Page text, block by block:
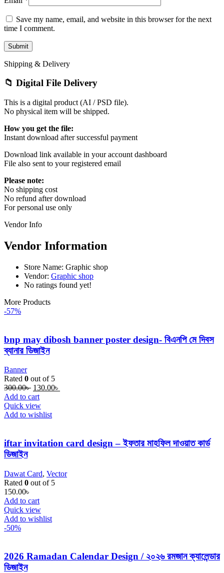
Save my name, email, and website in this browser for the next
time I comment.
Shipping & Delivery
📁 Digital File Delivery
This is a digital product (AI / PSD file).
No physical item will be shipped.
How you get the file:
Instant download after successful payment
Download link available in your account dashboard
File also sent to your registered email
Please note:
No shipping cost
No refund after download
For personal use only
Vendor Info
Vendor Information
Store Name: Graphic shop
Vendor: Graphic shop
No ratings found yet!
More Products
-57%
bnp may dibosh banner poster design- বিএনপি মে দিবস
ব্যানার ডিজাইন
Banner
Rated 0 out of 5
300.00৳ Original
price
was:
300.00৳ .
130.00৳
Add to cart
Quick view
Add to wishlist
iftar invitation card design – ইফতার মাহফিল দাওয়াত কার্ড
ডিজাইন
Dawat Card, Vector
Rated 0 out of 5
150.00৳
Add to cart
Quick view
Add to wishlist
-50%
2026 Ramadan Calendar Design / ২০২৬ রমজান ক্যালেন্ডার
ডিজাইন